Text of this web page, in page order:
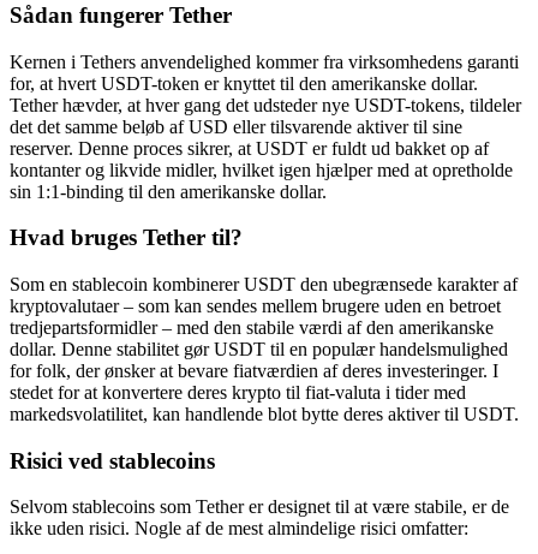
Sådan fungerer Tether
Kernen i Tethers anvendelighed kommer fra virksomhedens garanti
for, at hvert USDT-token er knyttet til den amerikanske dollar.
Tether hævder, at hver gang det udsteder nye USDT-tokens, tildeler
det det samme beløb af USD eller tilsvarende aktiver til sine
reserver. Denne proces sikrer, at USDT er fuldt ud bakket op af
kontanter og likvide midler, hvilket igen hjælper med at opretholde
sin 1:1-binding til den amerikanske dollar.
Hvad bruges Tether til?
Som en stablecoin kombinerer USDT den ubegrænsede karakter af
kryptovalutaer – som kan sendes mellem brugere uden en betroet
tredjepartsformidler – med den stabile værdi af den amerikanske
dollar. Denne stabilitet gør USDT til en populær handelsmulighed
for folk, der ønsker at bevare fiatværdien af deres investeringer. I
stedet for at konvertere deres krypto til fiat-valuta i tider med
markedsvolatilitet, kan handlende blot bytte deres aktiver til USDT.
Risici ved stablecoins
Selvom stablecoins som Tether er designet til at være stabile, er de
ikke uden risici. Nogle af de mest almindelige risici omfatter: